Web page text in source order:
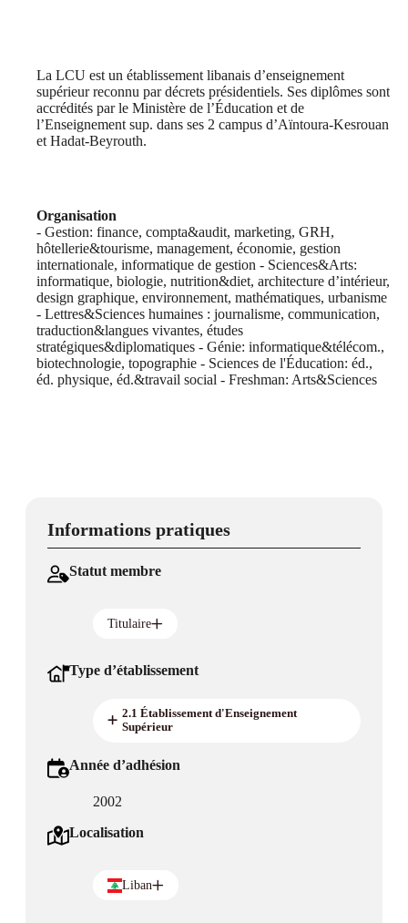
La LCU est un établissement libanais d’enseignement
supérieur reconnu par décrets présidentiels. Ses diplômes sont
accrédités par le Ministère de l’Éducation et de
l’Enseignement sup. dans ses 2 campus d’Aïntoura-Kesrouan
et Hadat-Beyrouth.
Organisation
- Gestion: finance, compta&audit, marketing, GRH,
hôtellerie&tourisme, management, économie, gestion
internationale, informatique de gestion - Sciences&Arts:
informatique, biologie, nutrition&diet, architecture d’intérieur,
design graphique, environnement, mathématiques, urbanisme
- Lettres&Sciences humaines : journalisme, communication,
traduction&langues vivantes, études
stratégiques&diplomatiques - Génie: informatique&télécom.,
biotechnologie, topographie - Sciences de l'Éducation: éd.,
éd. physique, éd.&travail social - Freshman: Arts&Sciences
Informations pratiques
Statut membre
Titulaire
Type d’établissement
2.1 Établissement d'Enseignement
Supérieur
Année d’adhésion
2002
Localisation
Liban